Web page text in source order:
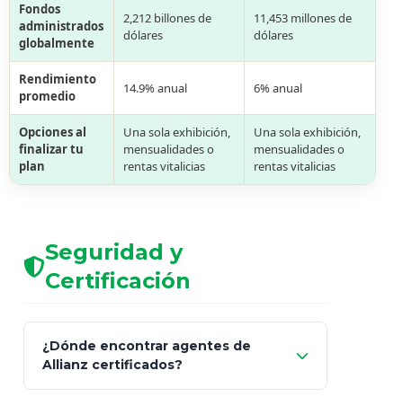
Fondos
administrados
globalmente
2,212 billones de
dólares
11,453 millones de
dólares
Rendimiento
promedio
14.9% anual 6% anual
Opciones al
finalizar tu
plan
Una sola exhibición,
mensualidades o
rentas vitalicias
Una sola exhibición,
mensualidades o
rentas vitalicias
Seguridad y
Certificación
¿Dónde encontrar agentes de
Allianz certificados?